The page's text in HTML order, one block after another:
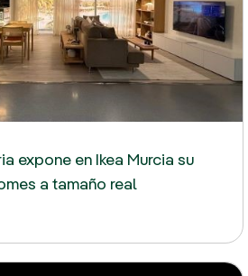
expone en Ikea Murcia su
a tamaño real